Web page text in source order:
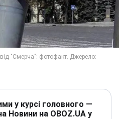
у курсі головного —
Новини на OBOZ.UA у